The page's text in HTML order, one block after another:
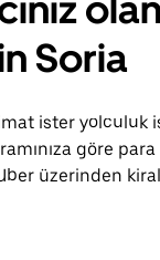
Soria
ister yolculuk
göre para
üzerinden